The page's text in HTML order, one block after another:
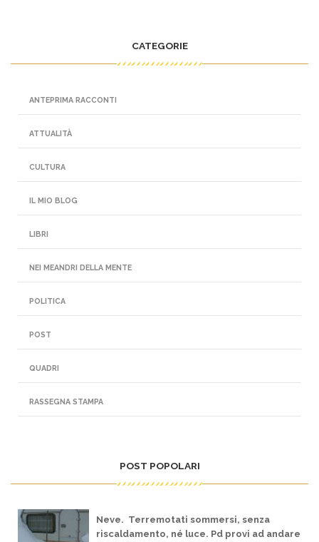
CATEGORIE
ANTEPRIMA RACCONTI
ATTUALITÀ
CULTURA
IL MIO BLOG
LIBRI
NEI MEANDRI DELLA MENTE
POLITICA
POST
QUADRI
RASSEGNA STAMPA
POST POPOLARI
Neve. Terremotati sommersi, senza
riscaldamento, né luce. Pd provi ad andare